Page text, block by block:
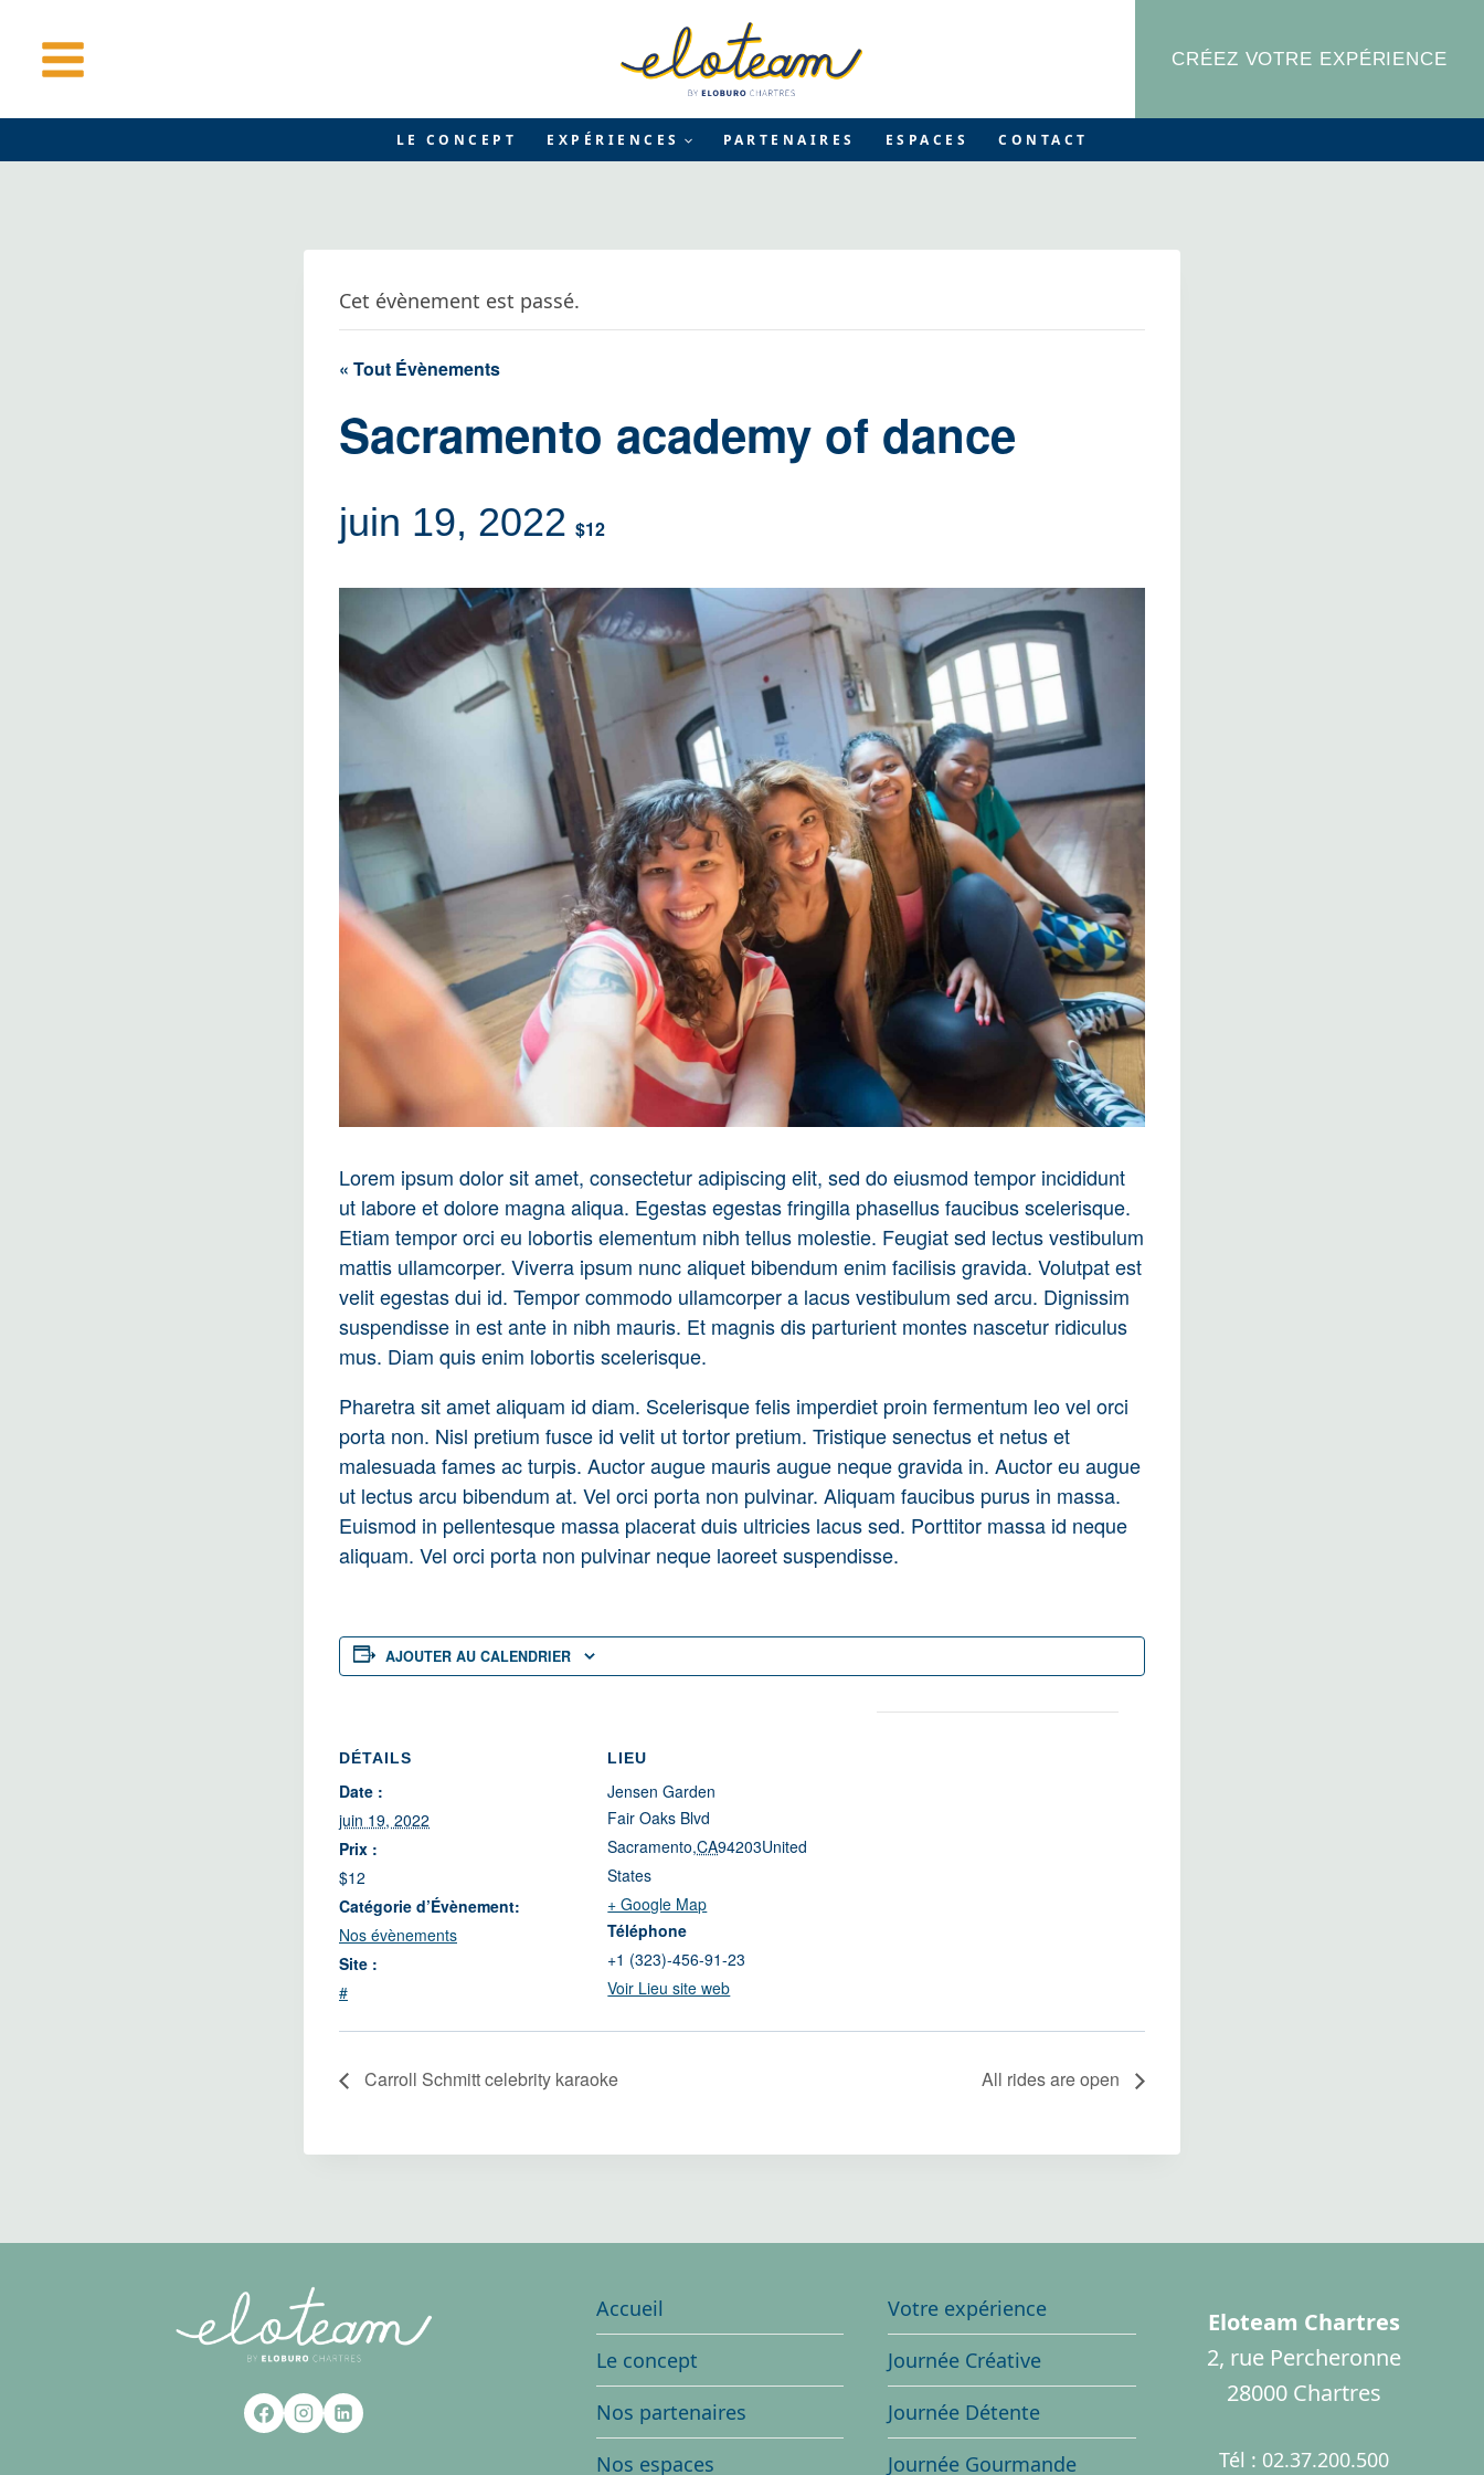
contenu
CRÉEZ VOTRE EXPÉRIENCE
LE CONCEPT EXPÉRIENCES PARTENAIRES ESPACES CONTACT
Cet évènement est passé.
« Tout Évènements
Sacramento academy of dance
juin 19, 2022 $12
Lorem ipsum dolor sit amet, consectetur adipiscing elit, sed do eiusmod tempor incididunt
ut labore et dolore magna aliqua. Egestas egestas fringilla phasellus faucibus scelerisque.
Etiam tempor orci eu lobortis elementum nibh tellus molestie. Feugiat sed lectus vestibulum
mattis ullamcorper. Viverra ipsum nunc aliquet bibendum enim facilisis gravida. Volutpat est
velit egestas dui id. Tempor commodo ullamcorper a lacus vestibulum sed arcu. Dignissim
suspendisse in est ante in nibh mauris. Et magnis dis parturient montes nascetur ridiculus
mus. Diam quis enim lobortis scelerisque.
Pharetra sit amet aliquam id diam. Scelerisque felis imperdiet proin fermentum leo vel orci
porta non. Nisl pretium fusce id velit ut tortor pretium. Tristique senectus et netus et
malesuada fames ac turpis. Auctor augue mauris augue neque gravida in. Auctor eu augue
ut lectus arcu bibendum at. Vel orci porta non pulvinar. Aliquam faucibus purus in massa.
Euismod in pellentesque massa placerat duis ultricies lacus sed. Porttitor massa id neque
aliquam. Vel orci porta non pulvinar neque laoreet suspendisse.
AJOUTER AU CALENDRIER
DÉTAILS
Date :
juin 19, 2022
Prix :
$12
Catégorie d’Évènement:
Nos évènements
Site :
#
LIEU
Jensen Garden
Fair Oaks Blvd
Sacramento,CA94203United
States
+ Google Map
Téléphone
+1 (323)-456-91-23
Voir Lieu site web
Carroll Schmitt celebrity karaoke All rides are open
Accueil
Le concept
Nos partenaires
Nos espaces
Votre expérience
Journée Créative
Journée Détente
Journée Gourmande
Eloteam Chartres
2, rue Percheronne
28000 Chartres
Tél : 02.37.200.500